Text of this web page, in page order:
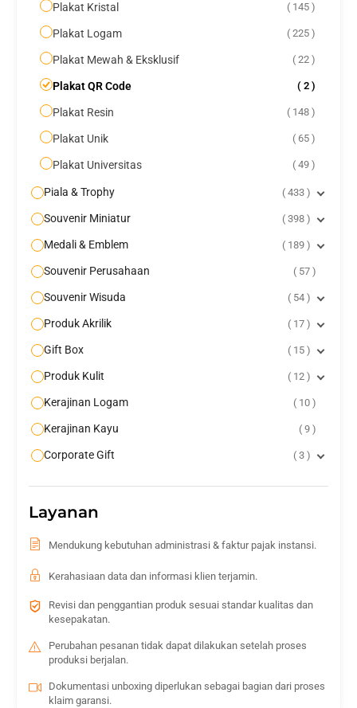
Plakat Kristal 145
Plakat Logam 225
Plakat Mewah & Eksklusif 22
Plakat QR Code 2
Plakat Resin 148
Plakat Unik 65
Plakat Universitas 49
Piala & Trophy 433
Souvenir Miniatur 398
Medali & Emblem 189
Souvenir Perusahaan 57
Souvenir Wisuda 54
Produk Akrilik 17
Gift Box 15
Produk Kulit 12
Kerajinan Logam 10
Kerajinan Kayu 9
Corporate Gift 3
Layanan
Mendukung kebutuhan administrasi & faktur pajak instansi.
Kerahasiaan data dan informasi klien terjamin.
Revisi dan penggantian produk sesuai standar kualitas dan
kesepakatan.
Perubahan pesanan tidak dapat dilakukan setelah proses
produksi berjalan.
Dokumentasi unboxing diperlukan sebagai bagian dari proses
klaim garansi.